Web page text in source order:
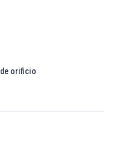
orificio